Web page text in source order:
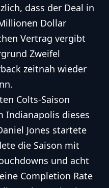
dass der Deal in
Dollar
Vertrag vergibt
Zweifel
zeitnah wieder
Colts-Saison
Indianapolis dieses
Jones startete
die Saison mit
und acht
Completion Rate